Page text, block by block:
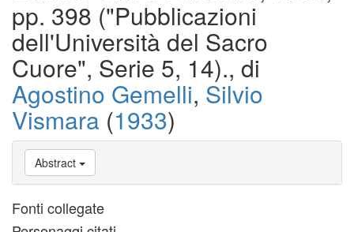
pp. 398 ("Pubblicazioni
dell'Università del Sacro
Cuore", Serie 5, 14)., di
Agostino Gemelli, Silvio
Vismara (1933)
Abstract
Fonti collegate